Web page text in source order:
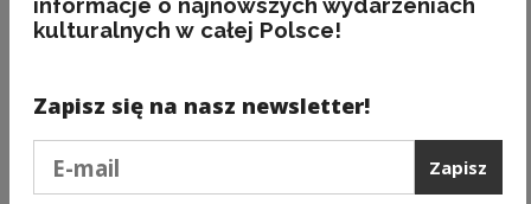
Wystawa potrwa do 30 listopada br. Wstęp za
zaproszeniami.
17 listopada 2017 r., godz. 11.00
Gmach Senatu RP (wejście B II), ul. Wiejska 6,
sala 217
informacje o najnowszych wydarzeniach
kulturalnych w całej Polsce!
Zapisz się na nasz newsletter!
Zapisz